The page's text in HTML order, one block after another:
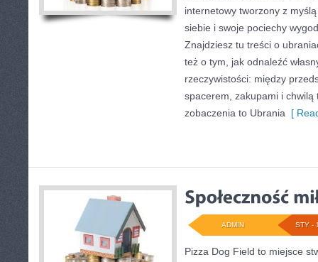
internetowy tworzony z
siebie i swoje pociechy
Znajdziesz tu treści o
też o tym, jak odnaleźć
rzeczywistości: między
spacerem, zakupami i
zobaczenia to Ubrania [
STY -
ADMIN
Pizza Dog Field to miejsce